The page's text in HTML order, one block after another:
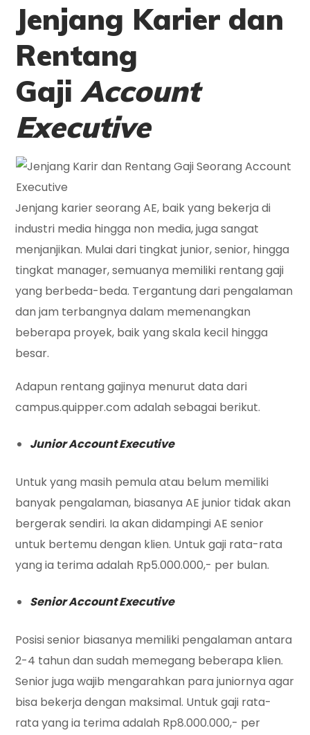
Jenjang Karier dan
Rentang
GajiAccount
Executive
Jenjang karier seorang AE, baik yang bekerja di
industri media hingga non media, juga sangat
menjanjikan. Mulai dari tingkat junior, senior, hingga
tingkat manager, semuanya memiliki rentang gaji
yang berbeda-beda. Tergantung dari pengalaman
dan jam terbangnya dalam memenangkan
beberapa proyek, baik yang skala kecil hingga
besar.
Adapun rentang gajinya menurut data dari
campus.quipper.com adalah sebagai berikut.
Junior Account Executive
Untuk yang masih pemula atau belum memiliki
banyak pengalaman, biasanya AE junior tidak akan
bergerak sendiri. Ia akan didampingi AE senior
untuk bertemu dengan klien. Untuk gaji rata-rata
yang ia terima adalah Rp5.000.000,- per bulan.
Senior Account Executive
Posisi senior biasanya memiliki pengalaman antara
2-4 tahun dan sudah memegang beberapa klien.
Senior juga wajib mengarahkan para juniornya agar
bisa bekerja dengan maksimal. Untuk gaji rata-
rata yang ia terima adalah Rp8.000.000,- per